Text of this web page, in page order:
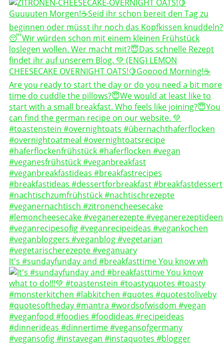
It's #sundayfunday and #breakfasttime You know wh